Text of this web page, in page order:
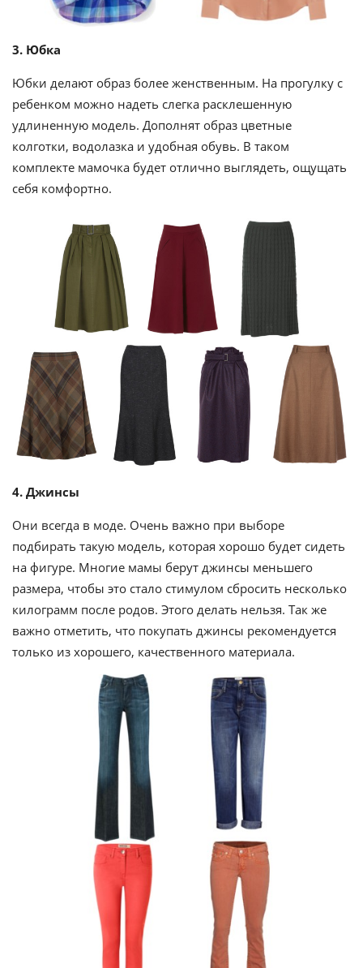
3. Юбка
Юбки делают образ более женственным. На прогулку с
ребенком можно надеть слегка расклешенную
удлиненную модель. Дополнят образ цветные
колготки, водолазка и удобная обувь. В таком
комплекте мамочка будет отлично выглядеть, ощущать
себя комфортно.
4. Джинсы
Они всегда в моде. Очень важно при выборе
подбирать такую модель, которая хорошо будет сидеть
на фигуре. Многие мамы берут джинсы меньшего
размера, чтобы это стало стимулом сбросить несколько
килограмм после родов. Этого делать нельзя. Так же
важно отметить, что покупать джинсы рекомендуется
только из хорошего, качественного материала.